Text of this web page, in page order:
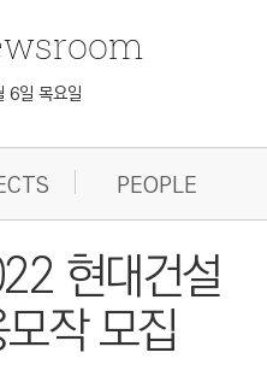
일 목요일
PEOPLE
현대건설
작 모집